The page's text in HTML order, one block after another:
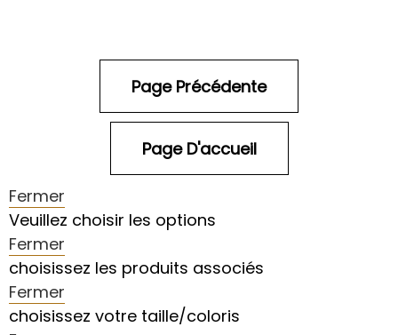
Fermer
Veuillez choisir les options
Fermer
choisissez les produits associés
Fermer
choisissez votre taille/coloris